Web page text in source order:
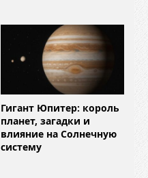
Гигант Юпитер: король
планет, загадки и
влияние на Солнечную
систему